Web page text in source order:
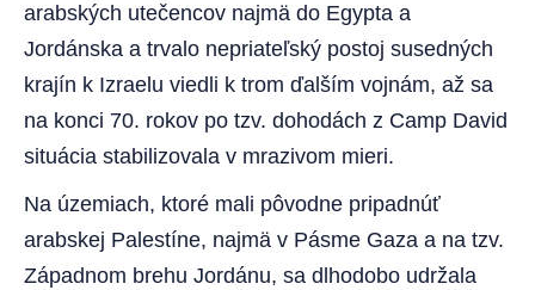
arabských utečencov najmä do Egypta a
Jordánska a trvalo nepriateľský postoj susedných
krajín k Izraelu viedli k trom ďalším vojnám, až sa
na konci 70. rokov po tzv. dohodách z Camp David
situácia stabilizovala v mrazivom mieri.
Na územiach, ktoré mali pôvodne pripadnúť
arabskej Palestíne, najmä v Pásme Gaza a na tzv.
Západnom brehu Jordánu, sa dlhodobo udržala